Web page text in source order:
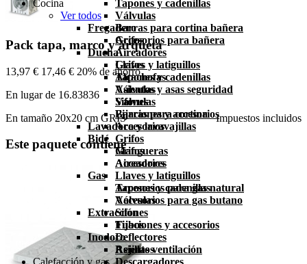
Tapones y cadenillas
Válvulas
Barras para cortina bañera
Accesorios para bañera
Ducha
Grifos
Alcachofas
Asientos y asas seguridad
Válvulas
Barras para cortina
Accesorios
Bidé
Grifos
Aireadores
Llaves y latiguillos
Tapones y cadenillas
Válvulas
Sifones
Fijaciones y accesorios
Inodoro
Asientos
Descargadores
Cocina
Ver todos
Fregadero
Grifos
Aireadores
Llaves y latiguillos
Tapones y cadenillas
Válvulas
Sifones
Fijaciones y accesorios
Lavadora y lavavajillas
Grifos
Mangueras
Accesorios
Gas
Accesorios para gas natural
Accesorios para gas butano
Extracción
Tubos
Deflectores
Rejillas ventilación
Calefacción y gas
Pack tapa, marco y arqueta
13,97 € 17,46 € 20% de ahorro
En lugar de 16.83836
Impuestos incluidos
En tamaño 20x20 cm GRIS
Este paquete contiene